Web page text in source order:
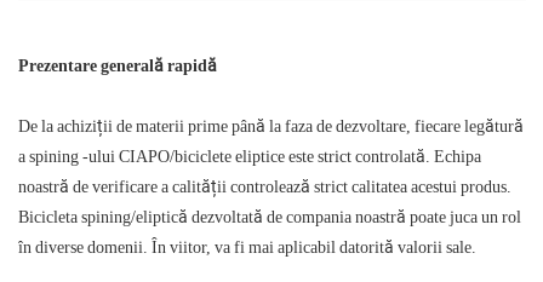
Prezentare generală rapidă
De la achiziții de materii prime până la faza de dezvoltare, fiecare legătură
a spining -ului CIAPO/biciclete eliptice este strict controlată. Echipa
noastră de verificare a calității controlează strict calitatea acestui produs.
Bicicleta spining/eliptică dezvoltată de compania noastră poate juca un rol
în diverse domenii. În viitor, va fi mai aplicabil datorită valorii sale.